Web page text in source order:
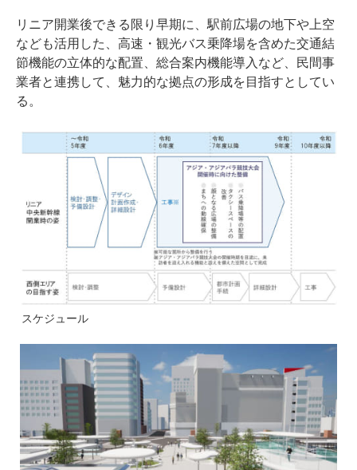
リニア開業後できる限り早期に、駅前広場の地下や上空
なども活用した、高速・観光バス乗降場を含めた交通結
節機能の立体的な配置、総合案内機能導入など、民間事
業者と連携して、魅力的な拠点の形成を目指すとしてい
る。
スケジュール